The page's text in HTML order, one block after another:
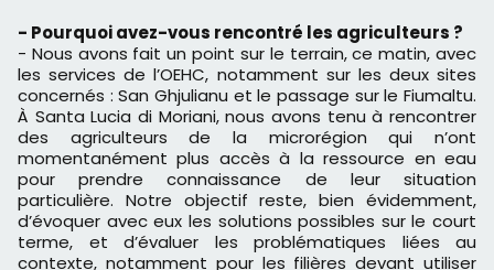
- Pourquoi avez-vous rencontré les agriculteurs ?
- Nous avons fait un point sur le terrain, ce matin, avec
les services de l’OEHC, notamment sur les deux sites
concernés : San Ghjulianu et le passage sur le Fiumaltu.
À Santa Lucia di Moriani, nous avons tenu à rencontrer
des agriculteurs de la microrégion qui n’ont
momentanément plus accès à la ressource en eau
pour prendre connaissance de leur situation
particulière. Notre objectif reste, bien évidemment,
d’évoquer avec eux les solutions possibles sur le court
terme, et d’évaluer les problématiques liées au
contexte, notamment pour les filières devant utiliser